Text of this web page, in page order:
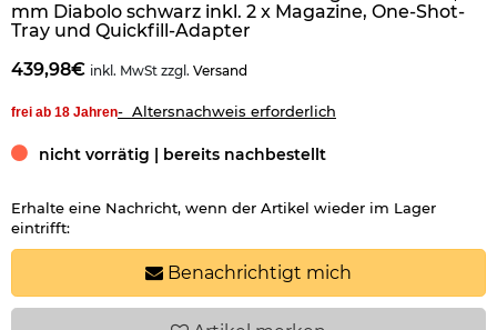
mm Diabolo schwarz inkl. 2 x Magazine, One-Shot-
Tray und Quickfill-Adapter
439,98€ inkl. MwSt zzgl. Versand
frei ab 18 Jahren- Altersnachweis erforderlich
nicht vorrätig | bereits nachbestellt
Erhalte eine Nachricht, wenn der Artikel wieder im Lager
eintrifft:
Benachrichtigt mich